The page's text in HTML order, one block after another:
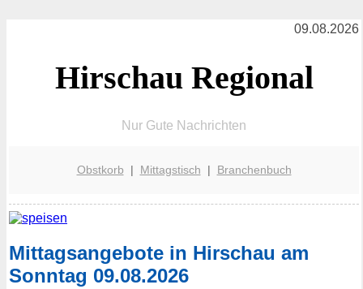
09.08.2026
Hirschau Regional
Nur Gute Nachrichten
Obstkorb | Mittagstisch | Branchenbuch
Mittagsangebote in Hirschau am
Sonntag 09.08.2026